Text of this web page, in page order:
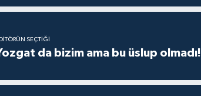
SEÇTIĞI
da bizim ama bu üslup olmadı!